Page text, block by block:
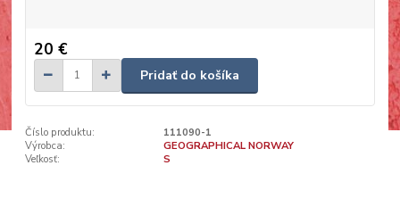
20 €
Pridať do košíka
Číslo produktu:
111090-1
Výrobca:
GEOGRAPHICAL NORWAY
Veľkosť:
S